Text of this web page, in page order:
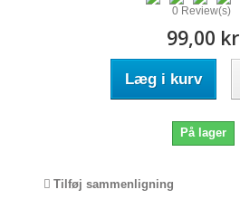
0 Review(s)
99,00 kr
Læg i kurv
På lager
Tilføj sammenligning